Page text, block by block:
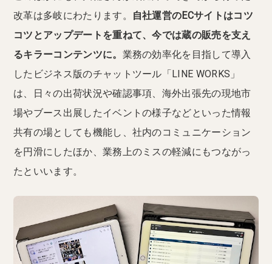
改革は多岐にわたります。
自社運営のECサイトはコツ
コツとアップデートを重ねて、今では蔵の販売を支え
るキラーコンテンツに。 業務の効率化を目指して導入
したビジネス版のチャットツール「LINE WORKS」
は、日々の出荷状況や確認事項、海外出張先の現地市
場やブース出展したイベントの様子などといった情報
共有の場としても機能し、社内のコミュニケーション
を円滑にしたほか、業務上のミスの軽減にもつながっ
たといいます。